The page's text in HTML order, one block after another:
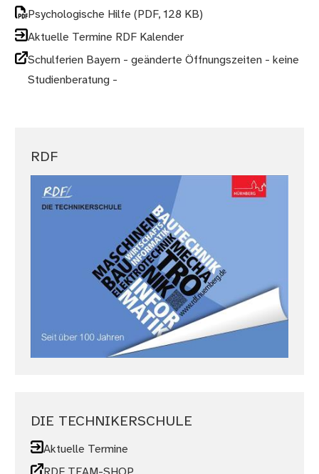
Psychologische Hilfe(PDF, 128 KB)
Aktuelle Termine RDF Kalender
Schulferien Bayern - geänderte Öffnungszeiten - keine
Studienberatung -
RDF
DIE TECHNIKERSCHULE
Aktuelle Termine